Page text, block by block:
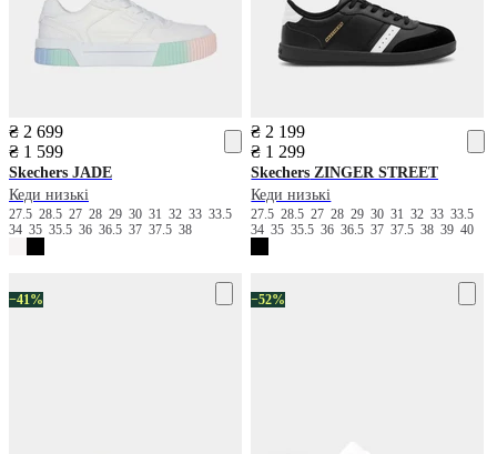
₴ 2 699
₴ 1 599
Skechers JADE
Кеди низькі
27.5 28.5 27 28 29 30 31 32 33 33.5
34 35 35.5 36 36.5 37 37.5 38
₴ 2 199
₴ 1 299
Skechers ZINGER STREET
Кеди низькі
27.528.52728293031323333.5
343535.53636.53737.5383940
−41% −52%